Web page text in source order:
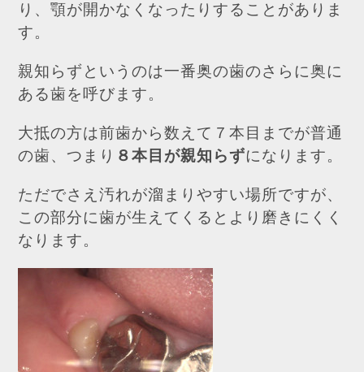
り、顎が開かなくなったりすることがありま
す。
親知らずというのは一番奥の歯のさらに奥に
ある歯を呼びます。
大抵の方は前歯から数えて７本目までが普通
の歯、つまり ８本目が親知らずになります。
ただでさえ汚れが溜まりやすい場所ですが、
この部分に歯が生えてくるとより磨きにくく
なります。